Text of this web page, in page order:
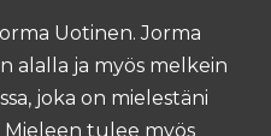
Uotinen. Jorma
alalla ja myös melkein
joka on mielestäni
tulee myös